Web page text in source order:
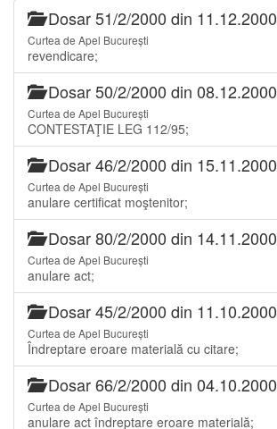
Dosar 51/2/2000 din 11.12.2000
Curtea de Apel București
revendicare;
Dosar 50/2/2000 din 08.12.2000
Curtea de Apel București
CONTESTAŢIE LEG 112/95;
Dosar 46/2/2000 din 15.11.2000
Curtea de Apel București
anulare certificat moştenitor;
Dosar 80/2/2000 din 14.11.2000
Curtea de Apel București
anulare act;
Dosar 45/2/2000 din 11.10.2000
Curtea de Apel București
Îndreptare eroare materială cu citare;
Dosar 66/2/2000 din 04.10.2000
Curtea de Apel București
anulare act îndreptare eroare materială;